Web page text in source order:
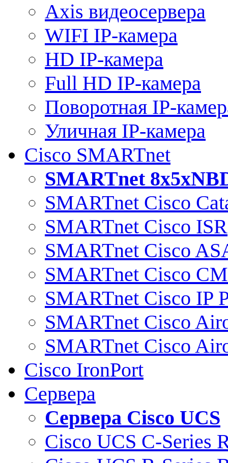
Axis видеосервера
WIFI IP-камера
HD IP-камера
Full HD IP-камера
Поворотная IP-
Уличная IP-камера
Cisco SMARTnet
SMARTnet
SMARTnet Cisco
SMARTnet Cisco ISR
SMARTnet Cisco
SMARTnet Cisco
SMARTnet Cisco IP
SMARTnet Cisco
SMARTnet Cisco
Cisco IronPort
Сервера
Сервера Cisco UCS
Cisco UCS C-Series